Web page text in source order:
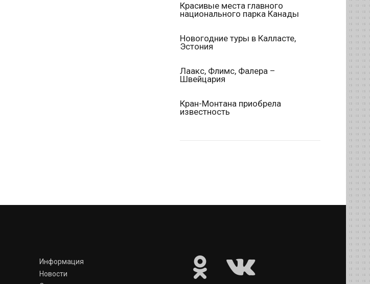
Красивые места главного
национального парка Канады
Новогодние туры в Калласте,
Эстония
Лаакс, Флимс, Фалера –
Швейцария
Кран-Монтана приобрела
известность
Информация
Новости